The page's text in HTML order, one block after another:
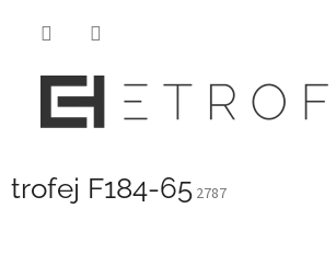
trofej F184-65 2787